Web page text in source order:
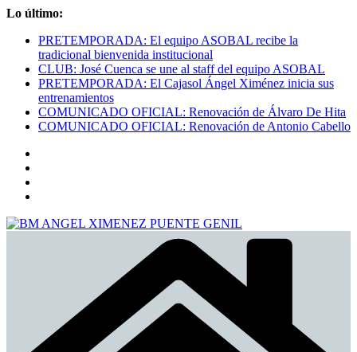
Saltar
contenido
Lo último:
PRETEMPORADA: El equipo ASOBAL recibe la
tradicional bienvenida institucional
CLUB: José Cuenca se une al staff del equipo ASOBAL
PRETEMPORADA: El Cajasol Ángel Ximénez inicia sus
entrenamientos
COMUNICADO OFICIAL: Renovación de Álvaro De Hita
COMUNICADO OFICIAL: Renovación de Antonio Cabello